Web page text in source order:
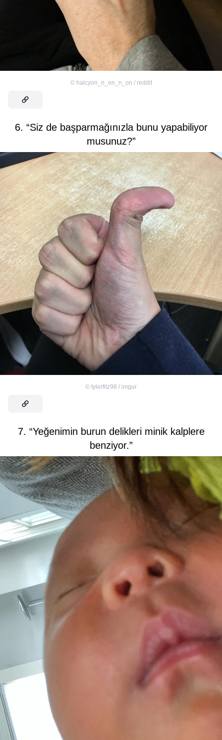
© halcyon_n_on_n_on / reddit
6. “Siz de başparmağınızla bunu yapabiliyor
musunuz?”
© tylerfitz98 / imgur
7. “Yeğenimin burun delikleri minik kalplere
benziyor.”